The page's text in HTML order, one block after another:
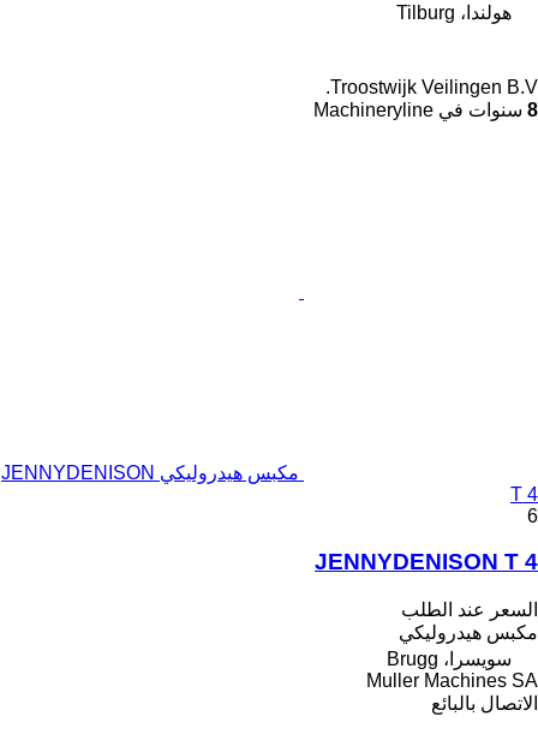
هولندا، Tilburg
Troostwijk Veilingen B.V.
8 سنوات في Machineryline
مكبس هيدروليكي JENNYDENISON
T 4
6
JENNYDENISON T 4
السعر عند الطلب
مكبس هيدروليكي
سويسرا، Brugg
Muller Machines SA
الاتصال بالبائع